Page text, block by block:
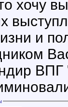
хочу
и
ВПГ